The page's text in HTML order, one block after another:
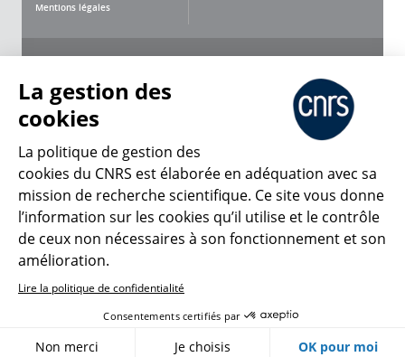
Mentions légales
CNRS Le Mag
© 2026, CNRS
Créer un compte Se connecter
Gestion des cookies
La gestion des
cookies
La politique de gestion des
cookies du CNRS est élaborée en adéquation avec sa
mission de recherche scientifique. Ce site vous donne
l’information sur les cookies qu’il utilise et le contrôle
de ceux non nécessaires à son fonctionnement et son
amélioration.
Lire la politique de confidentialité
Consentements certifiés par
Non merci Je choisis OK pour moi